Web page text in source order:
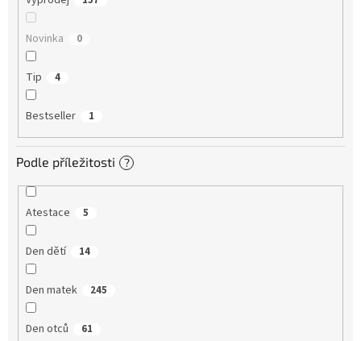
Novinka 0
Tip 4
Bestseller 1
Podle příležitosti ?
Atestace 5
Den dětí 14
Den matek 245
Den otců 61